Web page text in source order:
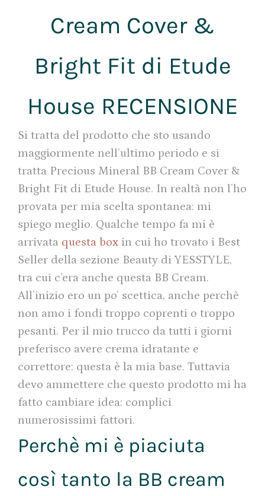
Cream Cover &
Bright Fit di Etude
House RECENSIONE
Si tratta del prodotto che sto usando
maggiormente nell’ultimo periodo e si
tratta Precious Mineral BB Cream Cover &
Bright Fit di Etude House. In realtà non l’ho
provata per mia scelta spontanea: mi
spiego meglio. Qualche tempo fa mi è
arrivata questa box in cui ho trovato i Best
Seller della sezione Beauty di YESSTYLE,
tra cui c’era anche questa BB Cream.
All’inizio ero un po’ scettica, anche perchè
non amo i fondi troppo coprenti o troppo
pesanti. Per il mio trucco da tutti i giorni
preferisco avere crema idratante e
correttore: questa è la mia base. Tuttavia
devo ammettere che questo prodotto mi ha
fatto cambiare idea: complici
numerosissimi fattori.
Perchè mi è piaciuta
così tanto la BB cream